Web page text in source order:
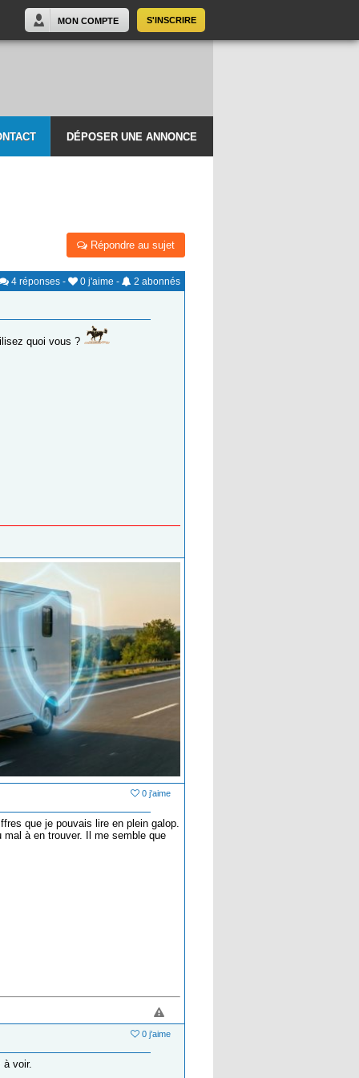
S'INSCRIRE
MON COMPTE
DÉPOSER UNE ANNONCE
Répondre au sujet
4 réponses - 0 j'aime - 2 abonnés
quoi vous ?
0 j'aime
que je pouvais lire en plein galop.
à en trouver. Il me semble que
0 j'aime
à voir.